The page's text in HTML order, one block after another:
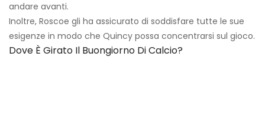
andare avanti.
Inoltre, Roscoe gli ha assicurato di soddisfare tutte le sue
esigenze in modo che Quincy possa concentrarsi sul gioco.
Dove È Girato Il Buongiorno Di Calcio?